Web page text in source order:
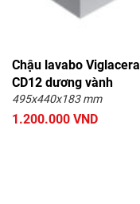
Chậu lavabo Viglacera
CD12 dương vành
495x440x183 mm
1.200.000 VND